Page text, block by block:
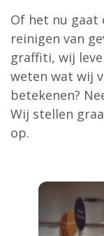
Of het nu gaat
reinigen van
graffiti, wij
weten wat wij
betekenen?
Wij stellen
op.